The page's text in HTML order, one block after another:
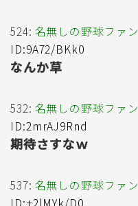
524: 名無しの野球ファン
ID:9A72/BKk0
なんか草
532: 名無しの野球ファン
ID:2mrAJ9Rnd
期待さすなｗ
537: 名無しの野球ファン
ID:+2lMYk/D0